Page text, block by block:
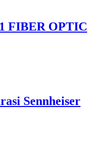
FIBER OPTIC
Sennheiser